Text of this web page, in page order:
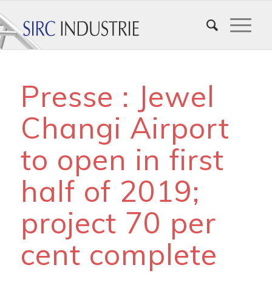
Presse : Jewel
Changi Airport
to open in first
half of 2019;
project 70 per
cent complete